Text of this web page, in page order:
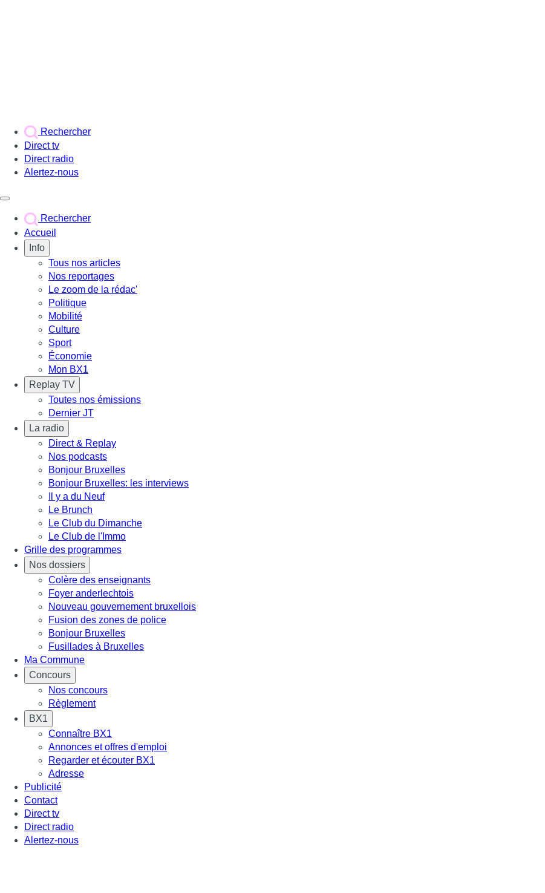
Rechercher
Direct tv
Direct radio
Alertez-nous
Rechercher
Accueil
Info
Tous nos articles
Nos reportages
Le zoom de la rédac'
Politique
Mobilité
Culture
Sport
Économie
Mon BX1
Replay TV
Toutes nos émissions
Dernier JT
La radio
Direct & Replay
Nos podcasts
Bonjour Bruxelles
Bonjour Bruxelles: les interviews
Il y a du Neuf
Le Brunch
Le Club du Dimanche
Le Club de l'Immo
Grille des programmes
Nos dossiers
Colère des enseignants
Foyer anderlechtois
Nouveau gouvernement bruxellois
Fusion des zones de police
Bonjour Bruxelles
Fusillades à Bruxelles
Ma Commune
Concours
Nos concours
Règlement
BX1
Connaître BX1
Annonces et offres d'emploi
Regarder et écouter BX1
Adresse
Publicité
Contact
Direct tv
Direct radio
Alertez-nous